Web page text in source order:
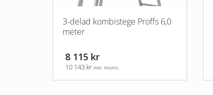
3-delad kombistege Proffs 6,0
meter
8 115 kr
10 143 kr inkl. moms